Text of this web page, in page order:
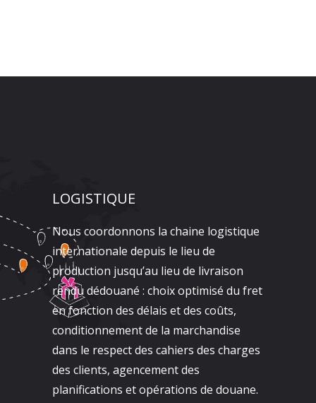
LOGISTIQUE
Nous coordonnons la chaine logistique
internationale depuis le lieu de
production jusqu’au lieu de livraison
rendu dédouané : choix optimisé du fret
en fonction des délais et des coûts,
conditionnement de la marchandise
dans le respect des cahiers des charges
des clients, agencement des
planifications et opérations de douane.